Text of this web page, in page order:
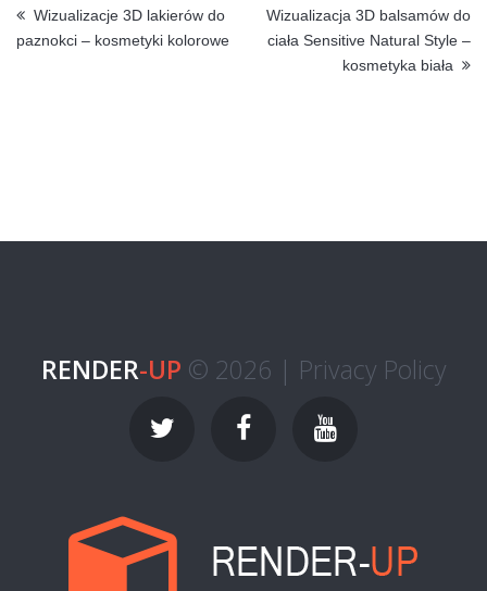
Wizualizacje 3D lakierów do
paznokci – kosmetyki kolorowe
Wizualizacja 3D balsamów do
ciała Sensitive Natural Style –
kosmetyka biała
RENDER-UP © 2026 | Privacy Policy